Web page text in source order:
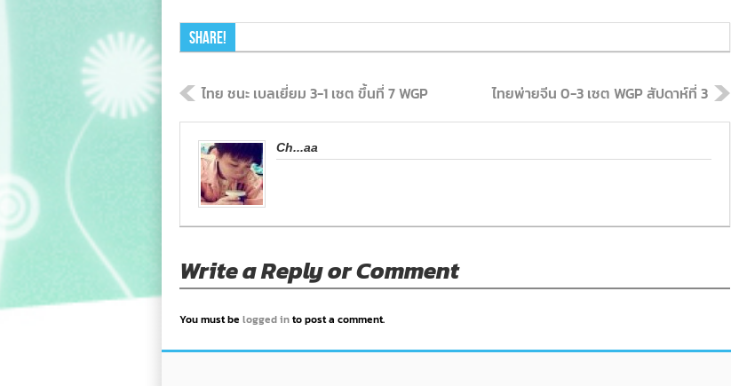
Share!
ไทย ชนะ เบลเยี่ยม 3-1 เซต ขึ้นที่ 7 WGP ไทยพ่ายจีน 0-3 เซต WGP สัปดาห์ที่ 3
Ch...aa
Write a Reply or Comment
You must be logged into post a comment.